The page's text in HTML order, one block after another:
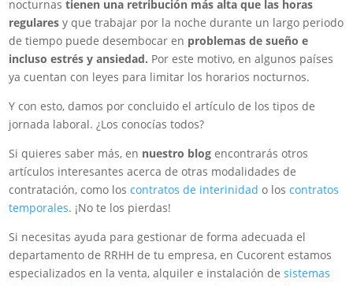
nocturnastienen una retribución más alta que las horas
regulares y que trabajar por la noche durante un largo periodo
de tiempo puede desembocar en problemas de sueño e
incluso estrés y ansiedad. Por este motivo, en algunos países
ya cuentan con leyes para limitar los horarios nocturnos.
Y con esto, damos por concluido el artículo de los tipos de
jornada laboral. ¿Los conocías todos?
Si quieres saber más, en nuestro blog encontrarás otros
artículos interesantes acerca de otras modalidades de
contratación, como loscontratos de interinidad o loscontratos
temporales. ¡No te los pierdas!
Si necesitas ayuda para gestionar de forma adecuada el
departamento de RRHH de tu empresa, en Cucorent estamos
especializados en la venta, alquiler e instalación desistemas